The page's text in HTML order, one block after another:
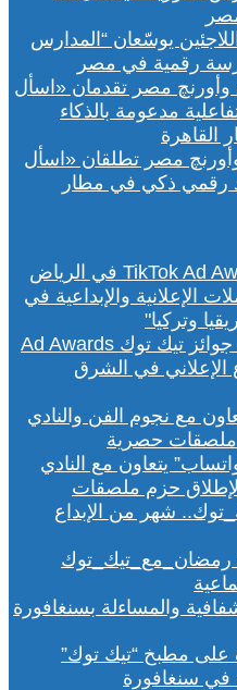
يوسّعان “المدارس
مصر تطلقان «اسأل
رقمي ذكي في مطار
في ديسمبر القادم.. جوائز تيك توك Ad Awards
الإعلاني في الشرق
يتعاون مع النادي
لإطلاق حزم ملصقات
رمضان_مع_تيك_توك
على مطبخ “تيك توك”
في سنغافورة